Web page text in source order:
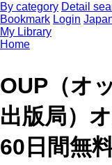
By category Detail
Bookmark Login
My Library
Home
OUP（オ
出版局）
60日間無